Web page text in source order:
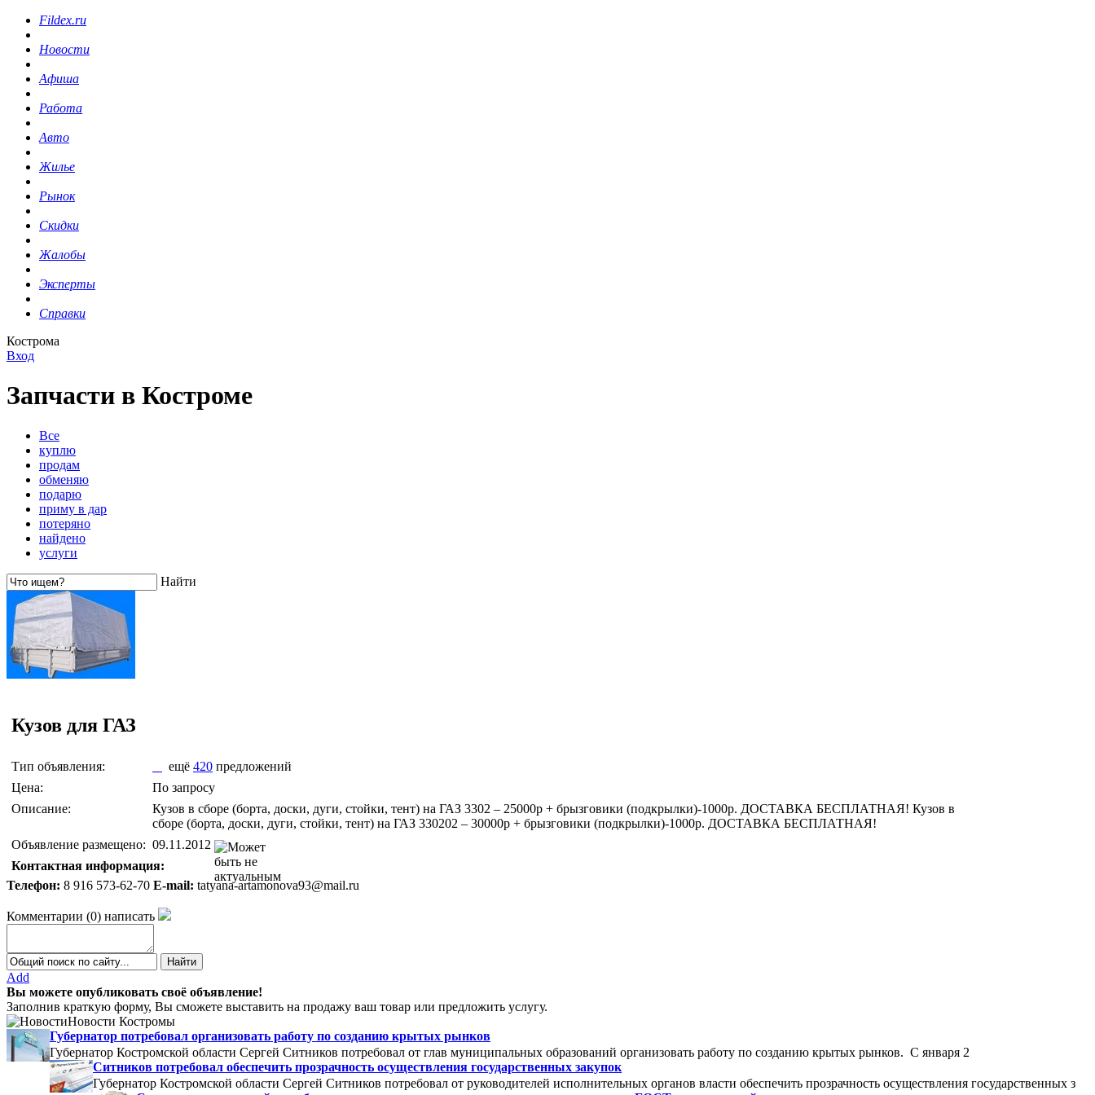
Fildex.ru
Новости
Афиша
Работа
Авто
Жилье
Рынок
Скидки
Жалобы
Эксперты
Справки
Кострома
Вход
Запчасти в Костроме
Все
куплю
продам
обменяю
подарю
приму в дар
потеряно
найдено
услуги
Найти
Кузов для ГАЗ
Тип объявления: ещё 420 предложений
Цена:
По запросу
Описание:
Кузов в сборе (борта, доски, дуги, стойки, тент) на ГАЗ 3302 – 25000р + брызговики (подкрылки)-1000р. ДОСТАВКА БЕСПЛАТНАЯ! Кузов в
сборе (борта, доски, дуги, стойки, тент) на ГАЗ 330202 – 30000р + брызговики (подкрылки)-1000р. ДОСТАВКА БЕСПЛАТНАЯ!
Объявление размещено: 09.11.2012
Контактная информация:
Телефон: 8 916 573-62-70 E-mail: tatyana-artamonova93@mail.ru
Комментарии (0) написать
Add
Вы можете опубликовать своё объявление!
Заполнив краткую форму, Вы сможете выставить на продажу ваш товар или предложить услугу.
Новости Костромы
Губернатор потребовал организовать работу по созданию крытых рынков
Губернатор Костромской области Сергей Ситников потребовал от глав муниципальных образований организовать работу по созданию крытых рынков. С января 2
Ситников потребовал обеспечить прозрачность осуществления государственных закупок
Губернатор Костромской области Сергей Ситников потребовал от руководителей исполнительных органов власти обеспечить прозрачность осуществления государственных з